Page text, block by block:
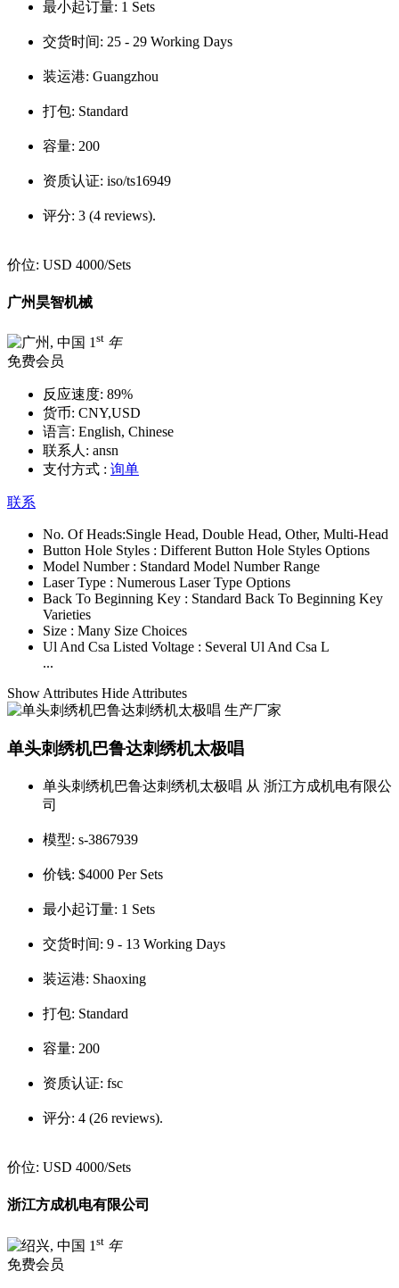
最小起订量: 1 Sets
交货时间: 25 - 29 Working Days
装运港: Guangzhou
打包: Standard
容量: 200
资质认证: iso/ts16949
评分: 3 (4 reviews).
价位: USD 4000/Sets
广州昊智机械
1st 年
免费会员
反应速度: 89%
货币: CNY,USD
语言: English, Chinese
联系人: ansn
支付方式 : 询单
联系
No. Of Heads:Single Head, Double Head, Other, Multi-Head
Button Hole Styles : Different Button Hole Styles Options
Model Number : Standard Model Number Range
Laser Type : Numerous Laser Type Options
Back To Beginning Key : Standard Back To Beginning Key
Varieties
Size : Many Size Choices
Ul And Csa Listed Voltage : Several Ul And Csa L
...
Show Attributes Hide Attributes
单头刺绣机巴鲁达刺绣机太极唱
单头刺绣机巴鲁达刺绣机太极唱 从 浙江方成机电有限公
司
模型: s-3867939
价钱: $4000 Per Sets
最小起订量: 1 Sets
交货时间: 9 - 13 Working Days
装运港: Shaoxing
打包: Standard
容量: 200
资质认证: fsc
评分: 4 (26 reviews).
价位: USD 4000/Sets
浙江方成机电有限公司
1 st 年
免费会员